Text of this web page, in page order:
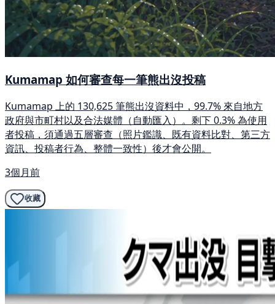
Kumamap 如何審查每一筆熊出沒投稿
Kumamap 上的 130,625 筆熊出沒資料中，99.7% 來自地方
政府與市町村以及合法媒體（自動匯入）。剩下 0.3% 為使用
者投稿，須通過五層審查（照片鑑識、既有資料比對、第三方
資訊、投稿者行為、整體一致性）後才會公開。
3個月前
收藏